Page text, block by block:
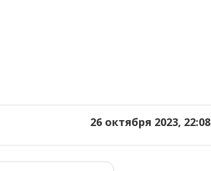
26 октября 2023, 22:08